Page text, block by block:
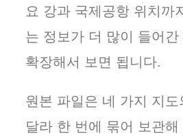
요 강과 국제공항 위치까
는 정보가 더 많이 들어간
확장해서 보면 됩니다.
원본 파일은 네 가지 지도
달라 한 번에 묶어 보관해